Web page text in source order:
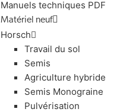
Manuels techniques PDF
Matériel neuf
Horsch
Travail du sol
Semis
Agriculture hybride
Semis Monograine
Pulvérisation